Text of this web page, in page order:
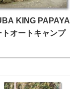
KING PAPAYA
トオートキャンプ